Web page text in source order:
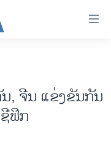
, ຈີນ ແຂ່ງຂັນກັນ
ຟິກ